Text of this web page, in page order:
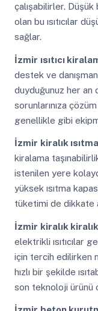
çalışabilirler. Düşük
olan bu ısıtıcılar
sağlar.
İzmir ısıtıcı
destek ve
duyduğunuz her an
sorunlarınıza
genellikle gibi
İzmir kiralık
kiralama
istenilen yere
yüksek ısıtma
tüketimi de dikkate
İzmir kiralık
elektrikli ısıtıcılar
için tercih edilirken
hızlı bir şekilde
son teknoloji ürünü